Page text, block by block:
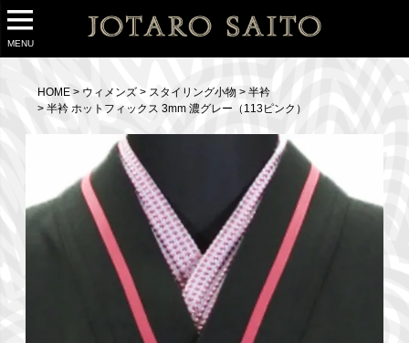
MENU
HOME ウィメンズ スタイリング小物
半衿
半衿 ホットフィックス 3mm 濃グレー（113ピンク）